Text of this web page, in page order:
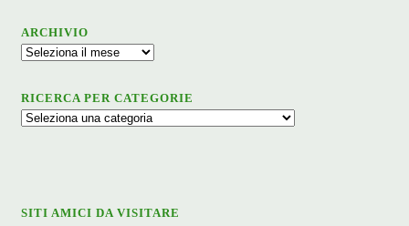
ARCHIVIO
Archivio
RICERCA PER CATEGORIE
Ricerca
SITI AMICI DA VISITARE